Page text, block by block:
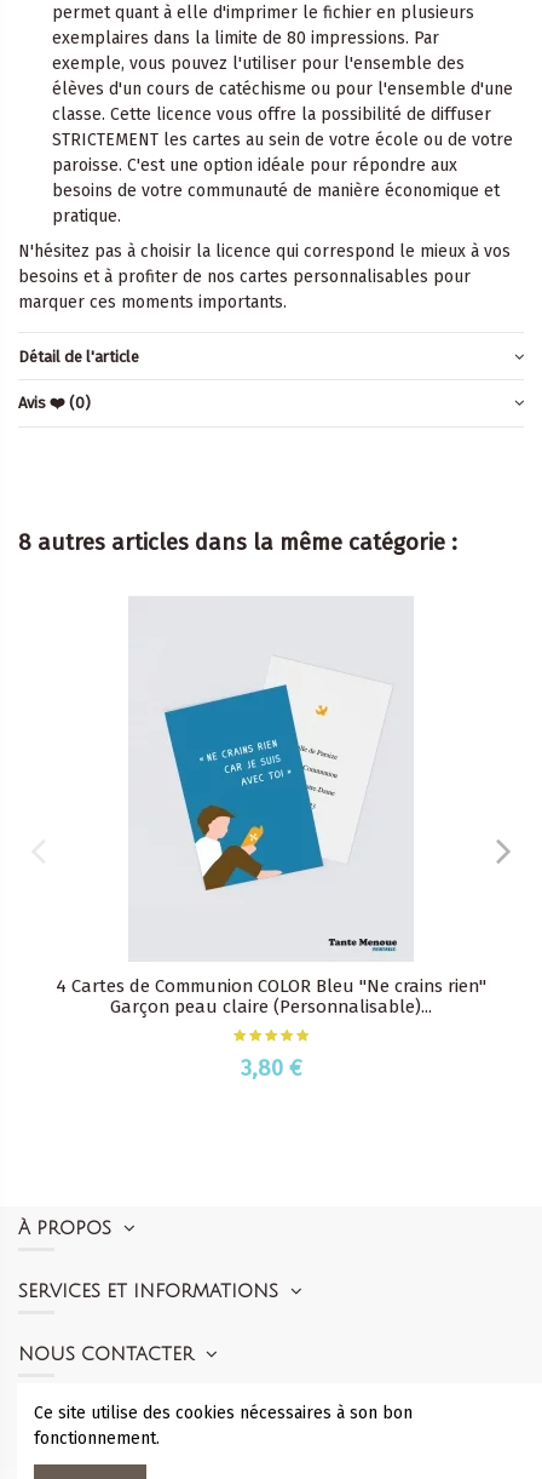
permet quant à elle d'imprimer le fichier en plusieurs
exemplaires dans la limite de 80 impressions. Par
exemple, vous pouvez l'utiliser pour l'ensemble des
élèves d'un cours de catéchisme ou pour l'ensemble d'une
classe. Cette licence vous offre la possibilité de diffuser
STRICTEMENT les cartes au sein de votre école ou de votre
paroisse. C'est une option idéale pour répondre aux
besoins de votre communauté de manière économique et
pratique.
N'hésitez pas à choisir la licence qui correspond le mieux à vos
besoins et à profiter de nos cartes personnalisables pour
marquer ces moments importants.
Détail de l'article
Avis ❤️ (0)
8 autres articles dans la même catégorie :
4 Cartes de Communion COLOR Bleu "Ne crains rien"
Garçon peau claire (Personnalisable)...
3,80 €
À PROPOS
SERVICES ET INFORMATIONS
NOUS CONTACTER
SUIVEZ-NOUS
Ce site utilise des cookies nécessaires à son bon
fonctionnement.